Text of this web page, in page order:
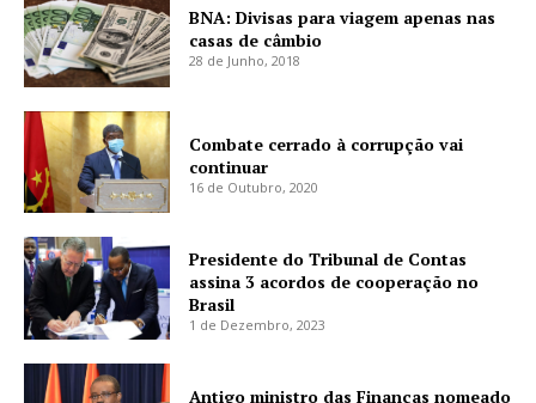
BNA: Divisas para viagem apenas nas
casas de câmbio
28 de Junho, 2018
Combate cerrado à corrupção vai
continuar
16 de Outubro, 2020
Presidente do Tribunal de Contas
assina 3 acordos de cooperação no
Brasil
1 de Dezembro, 2023
Antigo ministro das Finanças nomeado